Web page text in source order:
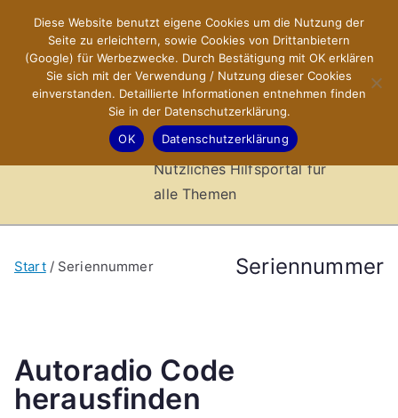
springen
X-Sites.de
–
Hilfsportal
Nützliches Hilfsportal für
alle Themen
Seriennummer
Start Seriennummer
Autoradio Code
herausfinden
Diese Website benutzt eigene Cookies um die Nutzung der
Seite zu erleichtern, sowie Cookies von Drittanbietern
(Google) für Werbezwecke. Durch Bestätigung mit OK erklären
Sie sich mit der Verwendung / Nutzung dieser Cookies
einverstanden. Detaillierte Informationen entnehmen finden
Sie in der Datenschutzerklärung.
OK
Datenschutzerklärung